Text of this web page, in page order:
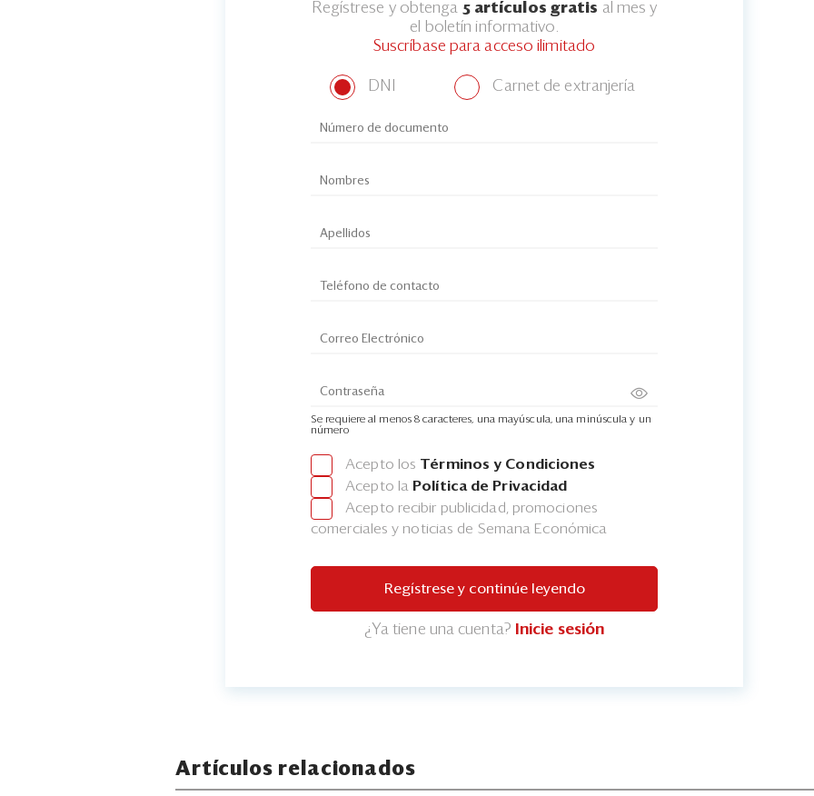
Regístrese y obtenga 5 artículos gratis al mes y
el boletín informativo.
Suscríbase para acceso ilimitado
DNI Carnet de extranjería
Se requiere al menos 8 caracteres, una mayúscula, una minúscula y un
número
Acepto los Términos y Condiciones
Acepto la Política de Privacidad
Acepto recibir publicidad, promociones
comerciales y noticias de Semana Económica
Regístrese y continúe leyendo
¿Ya tiene una cuenta? Inicie sesión
Artículos relacionados